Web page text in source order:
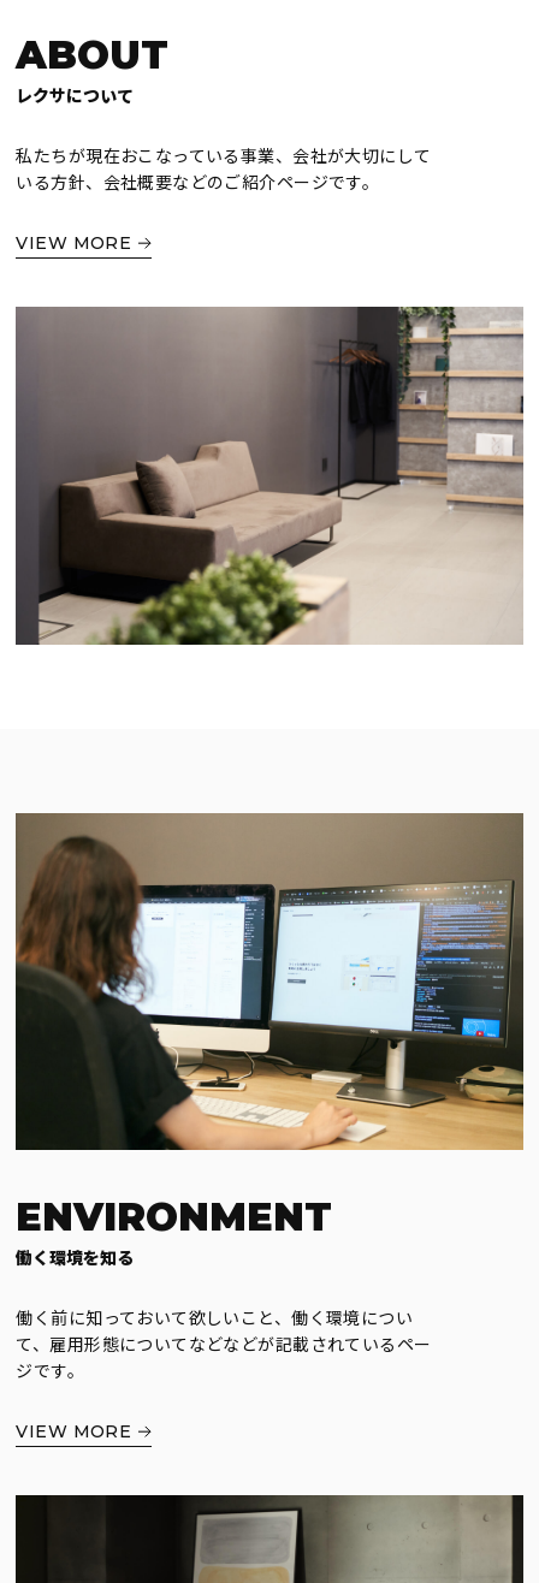
ABOUT
レクサについて
私たちが現在おこなっている事業、会社が大切にして
いる方針、会社概要などのご紹介ページです。
VIEW MORE
ENVIRONMENT
働く環境を知る
働く前に知っておいて欲しいこと、働く環境につい
て、雇用形態についてなどなどが記載されているペー
ジです。
VIEW MORE